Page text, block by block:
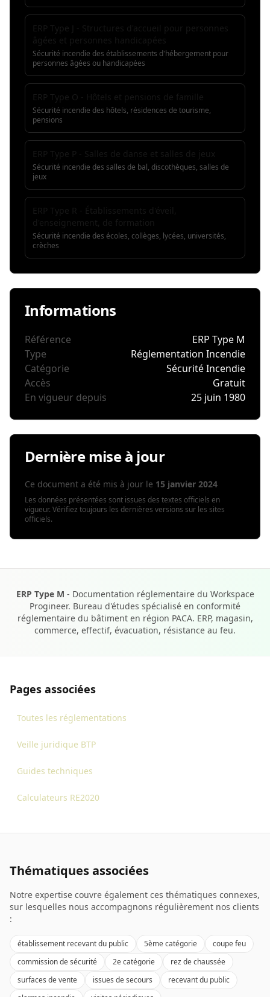
Sécurité incendie des établissements d'hébergement pour
personnes âgées ou handicapées
Sécurité incendie des hôtels, résidences de tourisme,
pensions
Sécurité incendie des salles de bal, discothèques, salles de
jeux
Sécurité incendie des écoles, collèges, lycées, universités,
crèches
Informations
Référence
ERP Type M
Type
Réglementation Incendie
Catégorie
Sécurité Incendie
Accès
Gratuit
En vigueur depuis
25 juin 1980
Dernière mise à jour
Ce document a été mis à jour le 15 janvier 2024
Les données présentées sont issues des textes officiels en
vigueur. Vérifiez toujours les dernières versions sur les sites
officiels.
ERP Type M - Documentation réglementaire du Workspace
Progineer. Bureau d'études spécialisé en conformité
réglementaire du bâtiment en région PACA. ERP, magasin,
commerce, effectif, évacuation, résistance au feu.
Pages associées
Toutes les réglementations
Veille juridique BTP
Guides techniques
Calculateurs RE2020
Thématiques associées
Notre expertise couvre également ces thématiques connexes,
sur lesquelles nous accompagnons régulièrement nos clients
:
établissement recevant du public 5ème catégorie
coupe feu
commission de sécurité
2e catégorie
rez de chaussée
surfaces de vente
issues de secours
recevant du public